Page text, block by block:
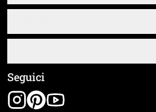
Chi siamo
Istruzioni di posa e montaggio
Panoramica dei materiali
Tracciamento spedizione
Termini e condizioni generali
Note legali
Seguici